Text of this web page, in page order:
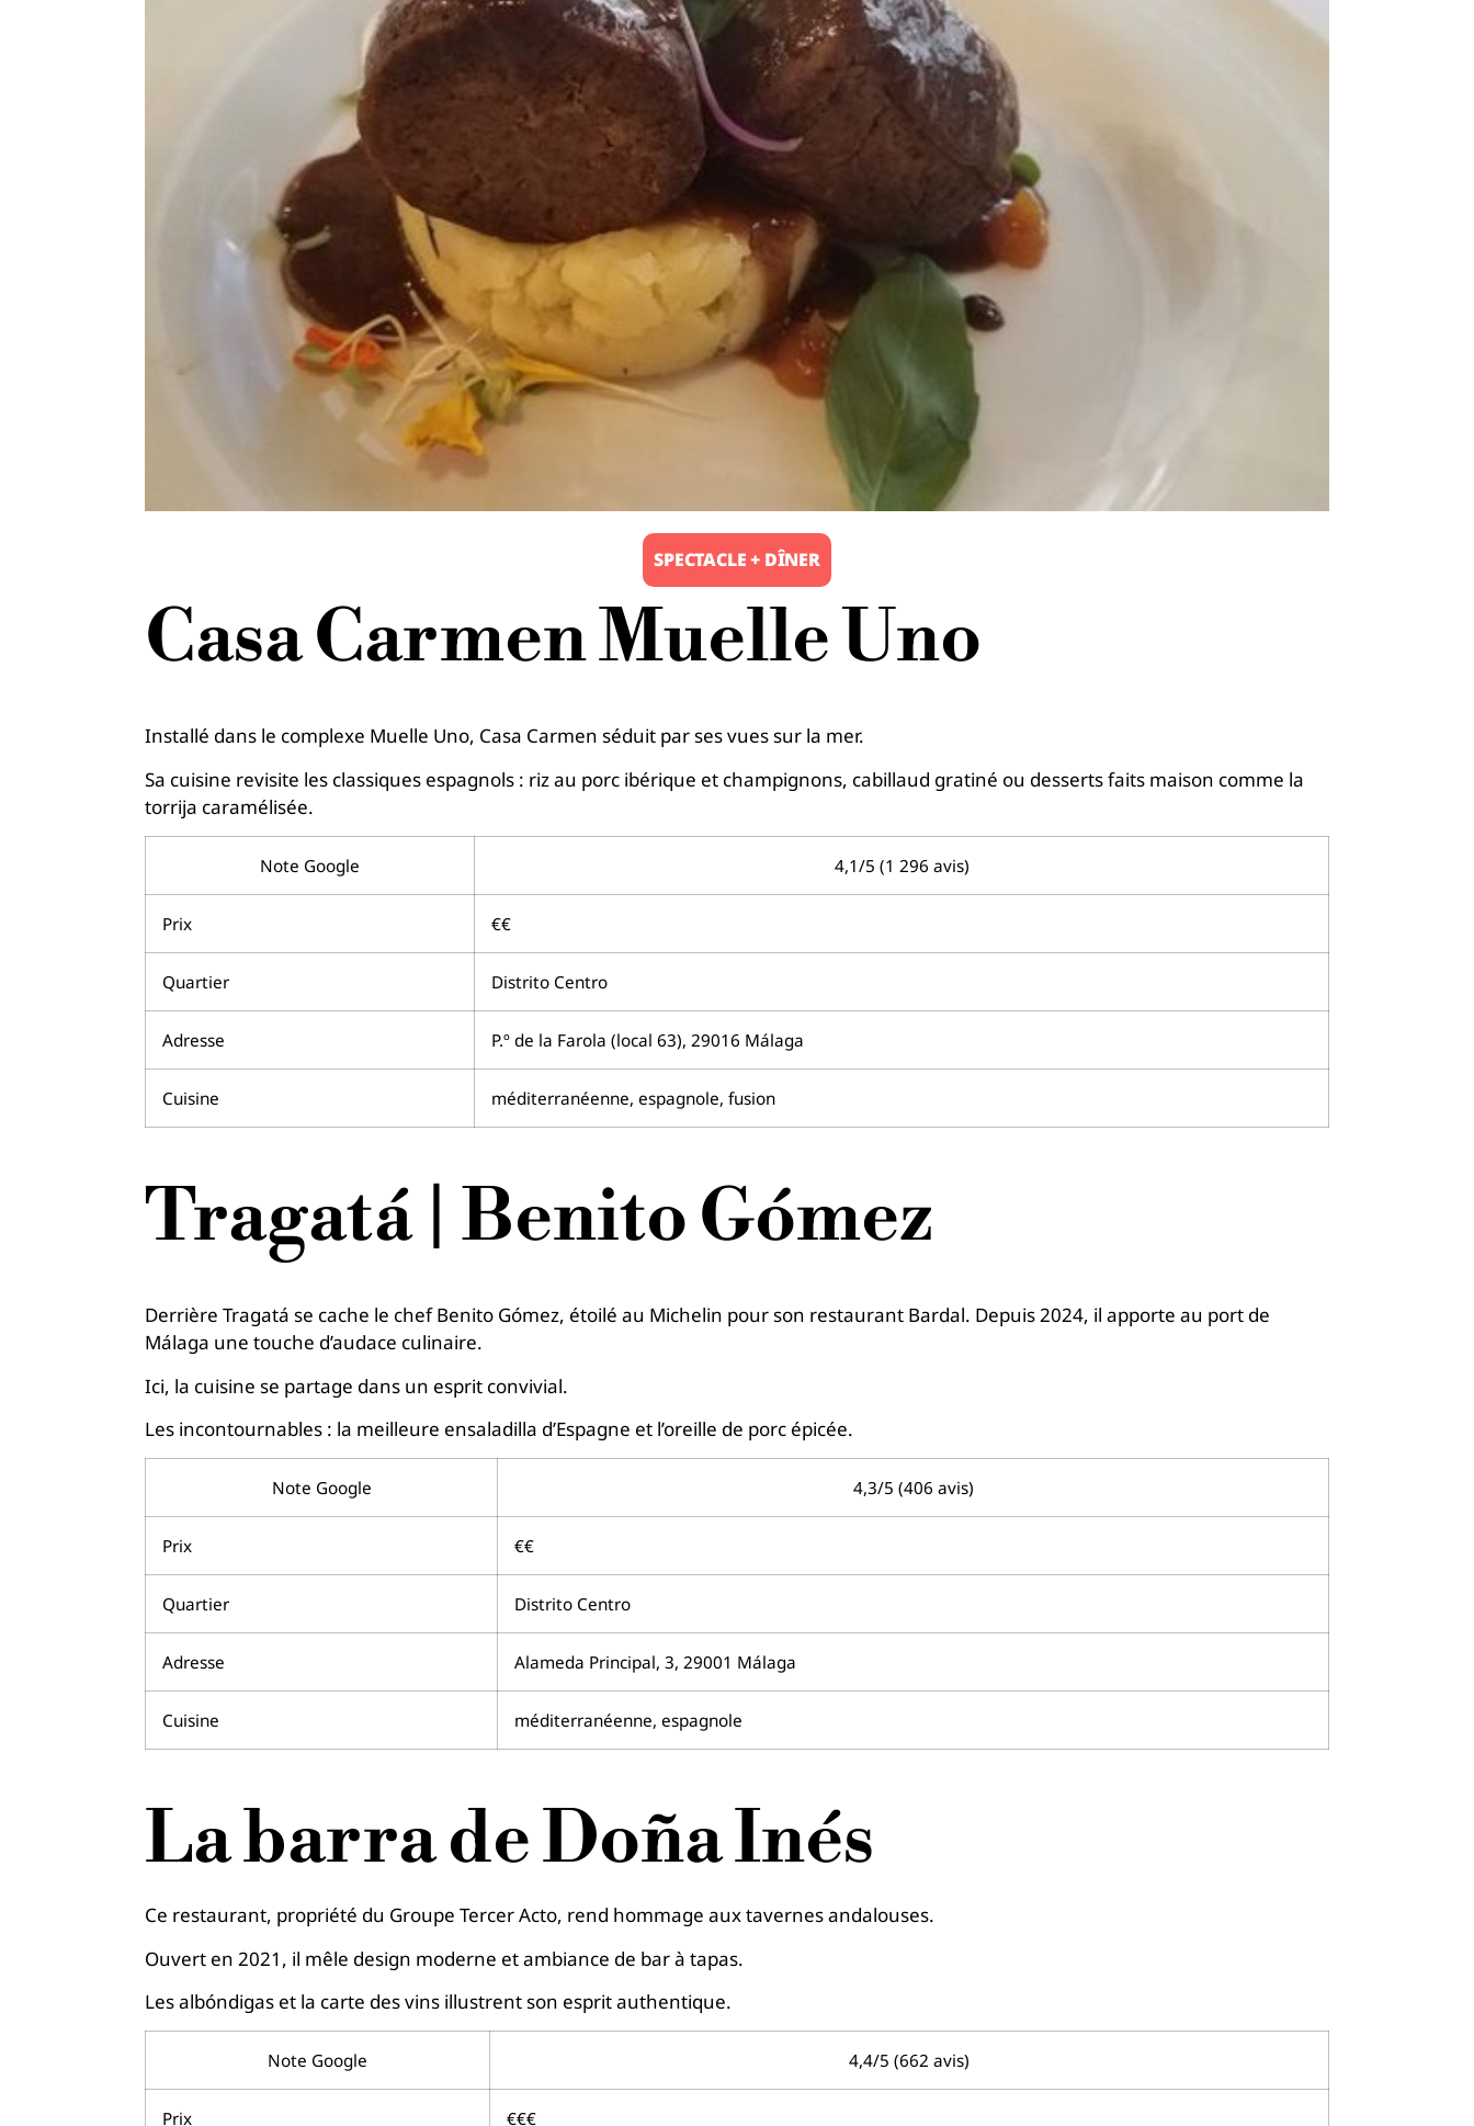
SPECTACLE + DÎNER
Casa Carmen Muelle Uno
Installé dans le complexe Muelle Uno, Casa Carmen séduit par ses vues sur la mer.
Sa cuisine revisite les classiques espagnols : riz au porc ibérique et champignons, cabillaud gratiné ou desserts faits maison comme la
torrija caramélisée.
Note Google 4,1/5 (1 296 avis)
Prix €€
Quartier Distrito Centro
Adresse P.º de la Farola (local 63), 29016 Málaga
Cuisine méditerranéenne, espagnole, fusion
Tragatá | Benito Gómez
Derrière Tragatá se cache le chef Benito Gómez, étoilé au Michelin pour son restaurant Bardal. Depuis 2024, il apporte au port de
Málaga une touche d’audace culinaire.
Ici, la cuisine se partage dans un esprit convivial.
Les incontournables : la meilleure ensaladilla d’Espagne et l’oreille de porc épicée.
Note Google 4,3/5 (406 avis)
Prix €€
Quartier Distrito Centro
Adresse Alameda Principal, 3, 29001 Málaga
Cuisine méditerranéenne, espagnole
La barra de Doña Inés
Ce restaurant, propriété du Groupe Tercer Acto, rend hommage aux tavernes andalouses.
Ouvert en 2021, il mêle design moderne et ambiance de bar à tapas.
Les albóndigas et la carte des vins illustrent son esprit authentique.
Note Google 4,4/5 (662 avis)
Prix €€€